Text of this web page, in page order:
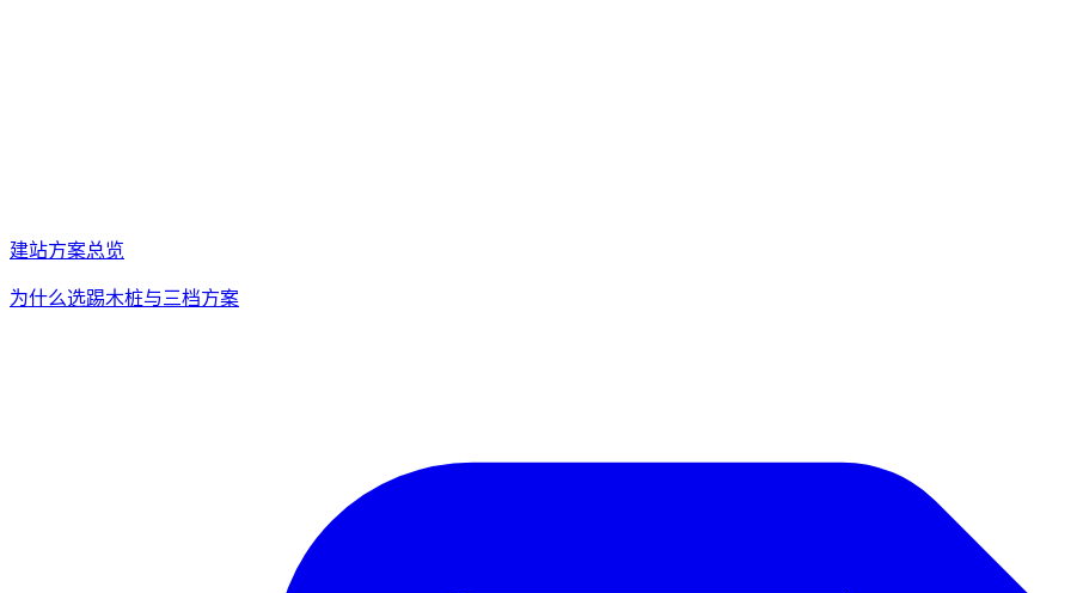
建站方案总览
为什么选踢木桩与三档方案